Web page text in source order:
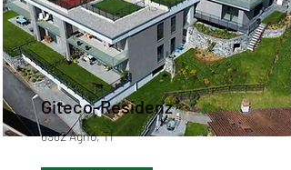
Giteco-Residenz
6982 Agno, TI